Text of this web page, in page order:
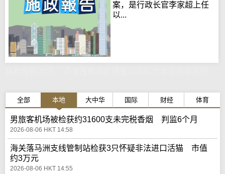
案，是行政长官李家超上任
以...
全部 本地 大中华 国际 财经 体育
男旅客机场被检获约31600支未完税香烟 判监6个月
2026-08-06 HKT 14:58
海关落马洲支线管制站检获3只怀疑非法进口活猫 市值
约3万元
2026-08-06 HKT 14:55